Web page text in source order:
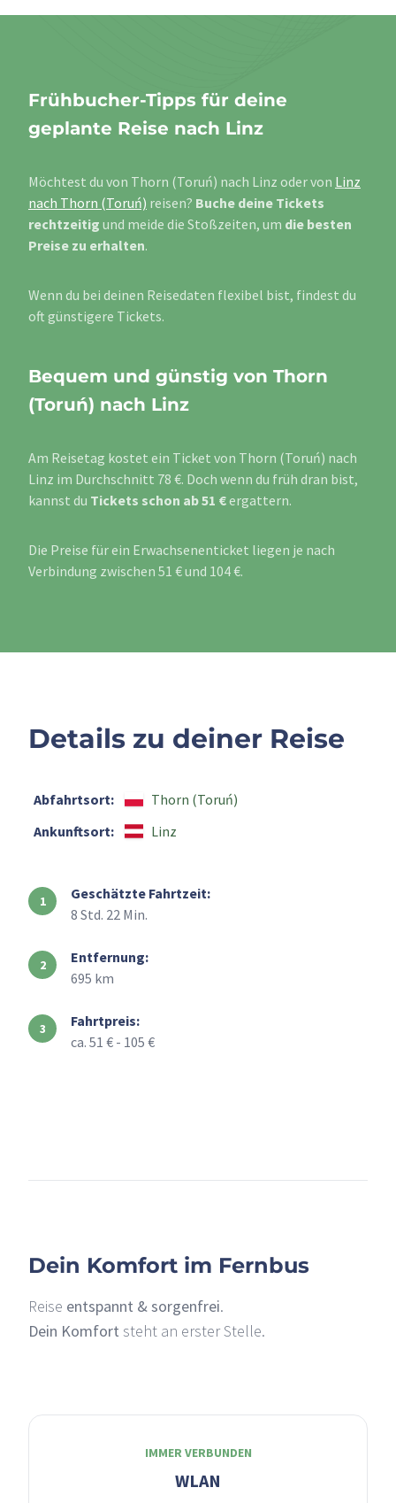
Frühbucher-Tipps für deine
geplante Reise nach Linz
Möchtest du von Thorn (Toruń) nach Linz oder von Linz
nach Thorn (Toruń) reisen? Buche deine Tickets
rechtzeitig und meide die Stoßzeiten, um die besten
Preise zu erhalten.
Wenn du bei deinen Reisedaten flexibel bist, findest du
oft günstigere Tickets.
Bequem und günstig von Thorn
(Toruń) nach Linz
Am Reisetag kostet ein Ticket von Thorn (Toruń) nach
Linz im Durchschnitt 78 €. Doch wenn du früh dran bist,
kannst du Tickets schon ab 51 €ergattern.
Die Preise für ein Erwachsenenticket liegen je nach
Verbindung zwischen 51 € und 104 €.
Details zu deiner Reise
Abfahrtsort:
Thorn (Toruń)
Ankunftsort:
Linz
Geschätzte Fahrtzeit:
8 Std. 22 Min.
Entfernung:
695 km
Fahrtpreis:
ca. 51 € - 105 €
Dein Komfort im Fernbus
Reise entspannt & sorgenfrei.
Dein Komfort steht an erster Stelle.
IMMER VERBUNDEN
WLAN